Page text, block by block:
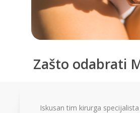
Zašto odabrati
Iskusan tim kirurga specijalista